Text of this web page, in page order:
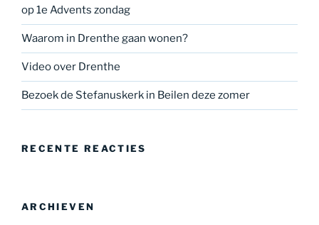
op 1e Advents zondag
Waarom in Drenthe gaan wonen?
Video over Drenthe
Bezoek de Stefanuskerk in Beilen deze zomer
RECENTE REACTIES
ARCHIEVEN